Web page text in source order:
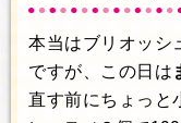
本当はブリオッシ
ですが、この日は
直す前にちょっと